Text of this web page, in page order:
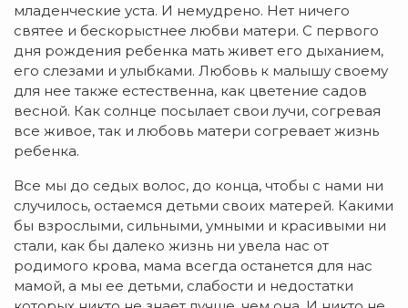
младенческие уста. И немудрено. Нет ничего
святее и бескорыстнее любви матери. С первого
дня рождения ребенка мать живет его дыханием,
его слезами и улыбками. Любовь к малышу своему
для нее также естественна, как цветение садов
весной. Как солнце посылает свои лучи, согревая
все живое, так и любовь матери согревает жизнь
ребенка.
Все мы до седых волос, до конца, чтобы с нами ни
случилось, остаемся детьми своих матерей. Какими
бы взрослыми, сильными, умными и красивыми ни
стали, как бы далеко жизнь ни увела нас от
родимого крова, мама всегда останется для нас
мамой, а мы ее детьми, слабости и недостатки